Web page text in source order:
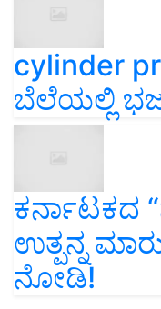
cylinder
ಬೆಲೆಯಲ್ಲಿ
ಕರ್ನಾಟಕದ
ಉತ್ಪನ್ನ
ನೋಡಿ!